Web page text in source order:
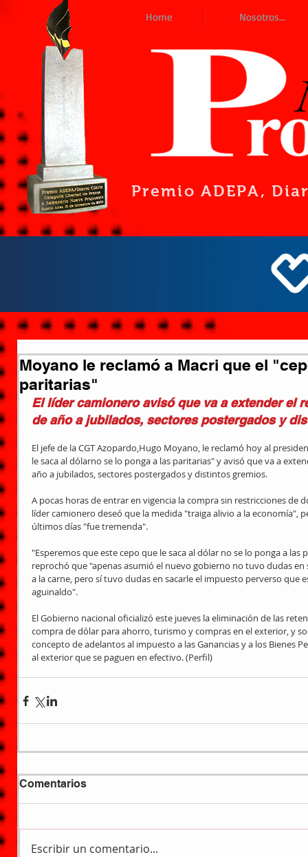
Home Nosotros...
Premio ADEPA,
Moyano le reclamó a Macri que el
paritarias"
El líder camionero avisó que va a extender el
de año a jubilados, sectores postergados y
El jefe de la CGT Azopardo,Hugo Moyano, le reclamó hoy al
le saca al dólarno se lo ponga a las paritarias" y avisó que va a
año a jubilados, sectores postergados y distintos gremios.
A pocas horas de entrar en vigencia la compra sin restricciones de
líder camionero deseó que la medida "traiga alivio a la economía",
últimos días "fue tremenda".
"Esperemos que este cepo que le saca al dólar no se lo ponga a
reprochó que "apenas asumió el nuevo gobierno no tuvo dudas
a la carne, pero sí tuvo dudas en sacarle el impuesto perverso que
aguinaldo".
El Gobierno nacional oficializó este jueves la eliminación de las
compra de dólar para ahorro, turismo y compras en el exterior, y
concepto de adelantos al impuesto a las Ganancias y a los Bienes
al exterior que se paguen en efectivo. (Perfil)
Comentarios
Escribir un comentario...